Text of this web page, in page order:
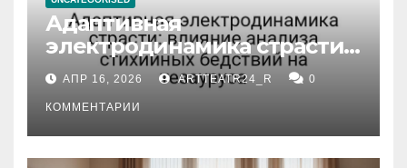
Адаптивная
электродинамика страсти:
влияние анализа
стихийных бедствий на
тезауруса
АПР 16, 2026 ARTTEATR24_R 0
КОММЕНТАРИИ